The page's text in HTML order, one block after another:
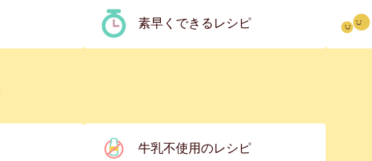
素早くできるレシピ
牛乳不使用のレシピ